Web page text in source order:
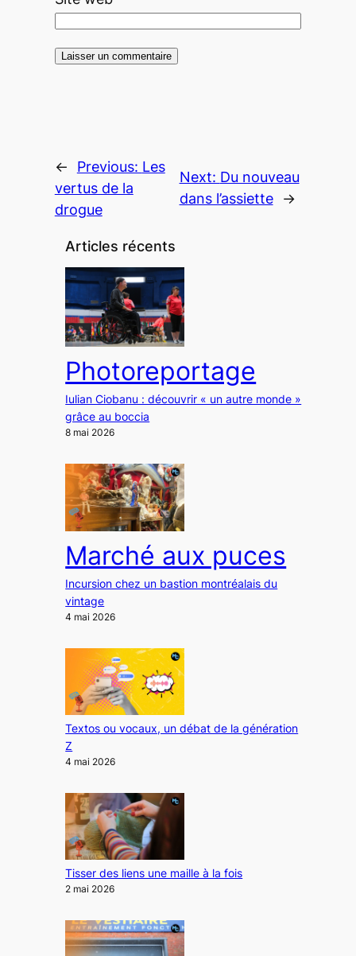
← Previous: Les
vertus de la
drogue
Next: Du nouveau
dans l’assiette
→
Articles récents
Photoreportage
Iulian Ciobanu : découvrir « un autre monde »
grâce au boccia
8 mai 2026
Marché aux puces
Incursion chez un bastion montréalais du
vintage
4 mai 2026
Textos ou vocaux, un débat de la génération
Z
4 mai 2026
Tisser des liens une maille à la fois
2 mai 2026